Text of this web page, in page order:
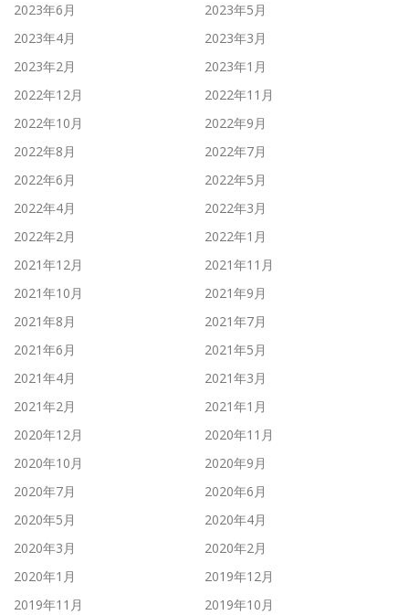
2023年6月
2023年5月
2023年4月
2023年3月
2023年2月
2023年1月
2022年12月
2022年11月
2022年10月
2022年9月
2022年8月
2022年7月
2022年6月
2022年5月
2022年4月
2022年3月
2022年2月
2022年1月
2021年12月
2021年11月
2021年10月
2021年9月
2021年8月
2021年7月
2021年6月
2021年5月
2021年4月
2021年3月
2021年2月
2021年1月
2020年12月
2020年11月
2020年10月
2020年9月
2020年7月
2020年6月
2020年5月
2020年4月
2020年3月
2020年2月
2020年1月
2019年12月
2019年11月
2019年10月